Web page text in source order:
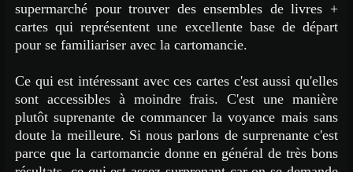
supermarché pour trouver des ensembles de livres +
cartes qui représentent une excellente base de départ
pour se familiariser avec la cartomancie.
Ce qui est intéressant avec ces cartes c'est aussi qu'elles
sont accessibles à moindre frais. C'est une manière
plutôt suprenante de commancer la voyance mais sans
doute la meilleure. Si nous parlons de surprenante c'est
parce que la cartomancie donne en général de très bons